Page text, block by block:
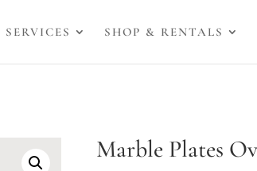
SERVICES SHOP & RENTALS
Marble Plates